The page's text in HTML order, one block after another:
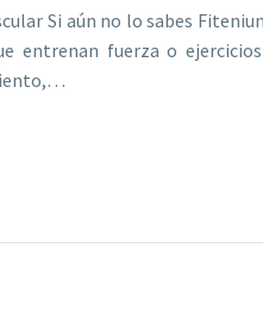
Si aún no lo sabes
entrenan fuerza o